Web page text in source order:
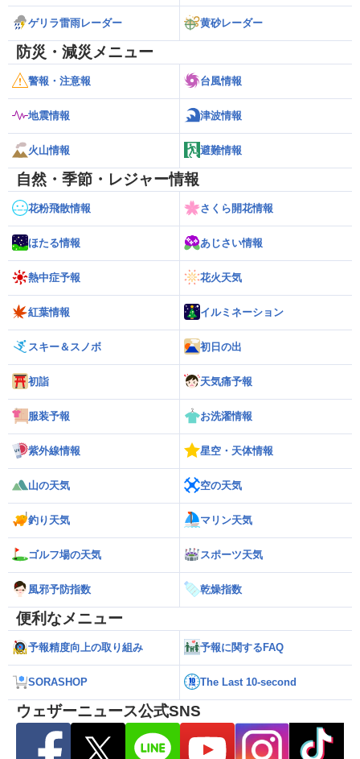
ゲリラ雷雨レーダー 黄砂レーダー
防災・減災メニュー
警報・注意報 台風情報
地震情報 津波情報
火山情報 避難情報
自然・季節・レジャー情報
花粉飛散情報 さくら開花情報
ほたる情報 あじさい情報
熱中症予報 花火天気
紅葉情報 イルミネーション
スキー＆スノボ 初日の出
初詣 天気痛予報
服装予報 お洗濯情報
紫外線情報 星空・天体情報
山の天気 空の天気
釣り天気 マリン天気
ゴルフ場の天気 スポーツ天気
風邪予防指数 乾燥指数
便利なメニュー
予報精度向上の取り組み 予報に関するFAQ
SORASHOP The Last 10-second
ウェザーニュース公式SNS